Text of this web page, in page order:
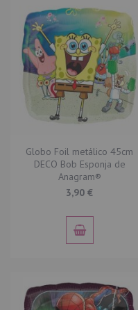
Globo Foil metálico 45cm
DECO Bob Esponja de
Anagram®
3,90 €